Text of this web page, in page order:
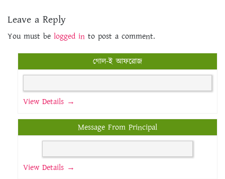
Leave a Reply
You must be logged in to post a comment.
গোল-ই আফরোজ
View Details →
Message From Principal
View Details →